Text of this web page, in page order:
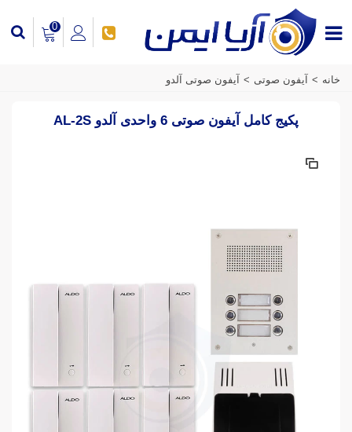
0
خانه > آیفون صوتی > آیفون صوتی آلدو
پکیج کامل آیفون صوتی 6 واحدی آلدو AL-2S